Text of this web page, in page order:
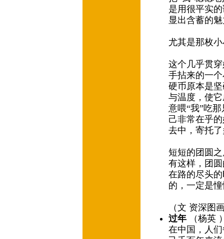
是用很平实
显出含蓄的
尤其是那枚
这个几乎贯
手拈来的一
硬币原本是
与温度，使
意喂“我”吃
己非常在乎
去中，寄托
短短的团圆
有这样，团
在路的尽头
的，一定是
（文 资深图
过年 （杨英
在中国，人